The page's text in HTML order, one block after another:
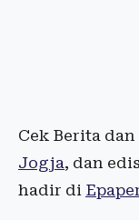
Cek Berita
Jogja, dan
hadir di